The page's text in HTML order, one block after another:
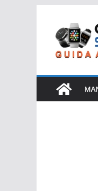
contenuto